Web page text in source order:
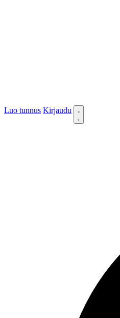
Luo tunnus Kirjaudu